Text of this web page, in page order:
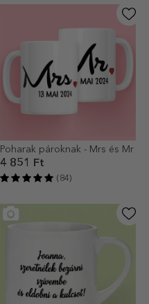
Poharak pároknak - Mrs és Mr
4 851 Ft
(84)